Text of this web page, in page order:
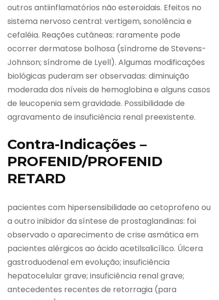
outros antiinflamatórios não esteroidais. Efeitos no
sistema nervoso central: vertigem, sonolência e
cefaléia. Reações cutâneas: raramente pode
ocorrer dermatose bolhosa (síndrome de Stevens-
Johnson; síndrome de Lyell). Algumas modificações
biológicas puderam ser observadas: diminuição
moderada dos níveis de hemoglobina e alguns casos
de leucopenia sem gravidade. Possibilidade de
agravamento de insuficiência renal preexistente.
Contra-Indicações –
PROFENID/PROFENID
RETARD
pacientes com hipersensibilidade ao cetoprofeno ou
a outro inibidor da síntese de prostaglandinas: foi
observado o aparecimento de crise asmática em
pacientes alérgicos ao ácido acetilsalicílico. Úlcera
gastroduodenal em evolução; insuficiência
hepatocelular grave; insuficiência renal grave;
antecedentes recentes de retorragia (para